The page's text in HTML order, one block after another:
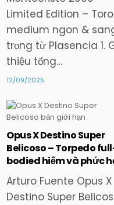
Limited Edition – Toro
medium ngon &
trọng từ Plasencia 1.
thiệu tổng…
12/09/2025
Posted
in
Opus X Destino Super
Belicoso – Torpedo
bodied hiếm và phức
Arturo Fuente Opus X
Destino Super